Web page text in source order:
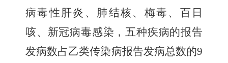
病毒性肝炎、肺结核、梅毒、百日
咳、新冠病毒感染，五种疾病的报告
发病数占乙类传染病报告发病总数的9